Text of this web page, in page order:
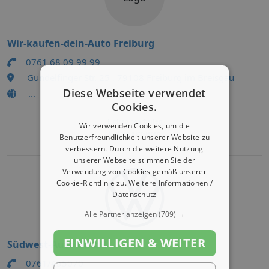
Wir-kaufen-dein-Auto Freiburg
0761 68 09 99 99
Gundelfinger Str. 25 , 79108 Freiburg im Breisgau
...
Eintrag bearbeiten
Eintrag aktivieren
Südwest-Auto GmbH
0761/455070
Diese Webseite verwendet
Cookies.
Wir verwenden Cookies, um die
Benutzerfreundlichkeit unserer Website zu
verbessern. Durch die weitere Nutzung
unserer Webseite stimmen Sie der
Verwendung von Cookies gemäß unserer
Cookie-Richtlinie zu.Weitere Informationen /
Datenschutz
Alle Partner anzeigen(709) →
EINWILLIGEN & WEITER